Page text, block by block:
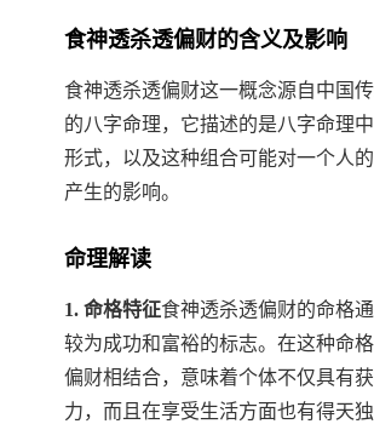
食神透杀透偏财的含义及影响
食神透杀透偏财这一概念源自中国
的八字命理，它描述的是八字命理
形式，以及这种组合可能对一个人
产生的影响。
命理解读
1. 命格特征食神透杀透偏财的命格
较为成功和富裕的标志。在这种命
偏财相结合，意味着个体不仅具有
力，而且在享受生活方面也有得天独